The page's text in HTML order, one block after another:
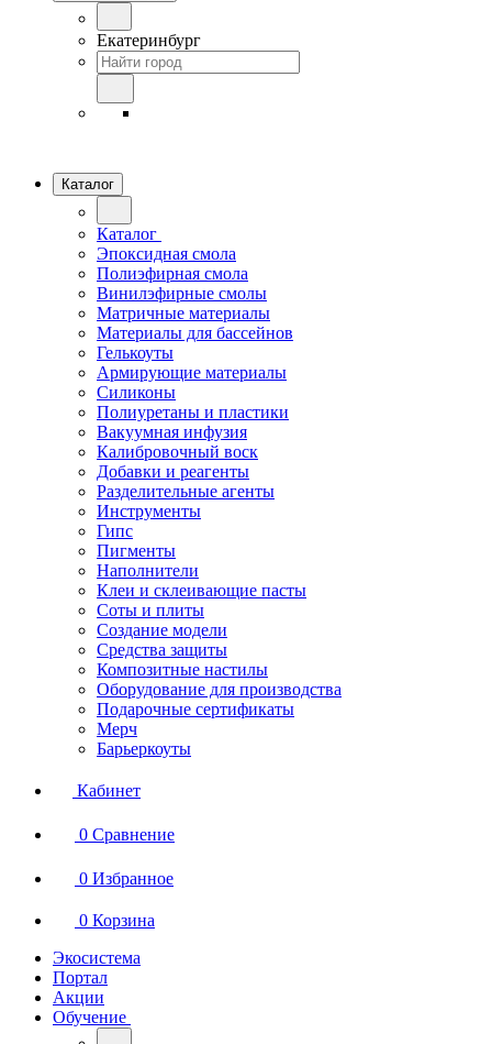
Екатеринбург
Каталог
Каталог
Эпоксидная смола
Полиэфирная смола
Винилэфирные смолы
Матричные материалы
Материалы для бассейнов
Гелькоуты
Армирующие материалы
Силиконы
Полиуретаны и пластики
Вакуумная инфузия
Калибровочный воск
Добавки и реагенты
Разделительные агенты
Инструменты
Гипс
Пигменты
Наполнители
Клеи и склеивающие пасты
Соты и плиты
Создание модели
Средства защиты
Композитные настилы
Оборудование для производства
Подарочные сертификаты
Мерч
Барьеркоуты
Кабинет
0 Сравнение
0 Избранное
0 Корзина
Экосистема
Портал
Акции
Обучение